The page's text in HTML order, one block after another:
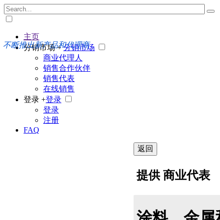
不断推出新产品和代理商
主页
分销市场 + 分销市场
商业代理人
销售合作伙伴
销售代表
在线销售
登录 +登录
登录
注册
FAQ
返回
提供 商业代表